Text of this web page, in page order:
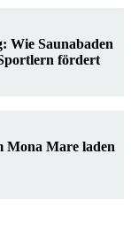
Wie Saunabaden
fördert
Mona Mare laden